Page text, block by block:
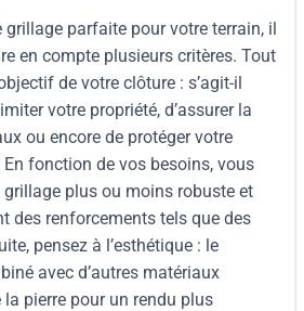
parfaite pour votre terrain, il
en compte plusieurs critères. Tout
de votre clôture : s’agit-il
votre propriété, d’assurer la
ou encore de protéger votre
fonction de vos besoins, vous
plus ou moins robuste et
des renforcements tels que des
pensez à l’esthétique : le
avec d’autres matériaux
pierre pour un rendu plus